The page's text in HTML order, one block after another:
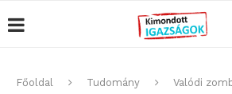
Főoldal Tudomány
Valódi